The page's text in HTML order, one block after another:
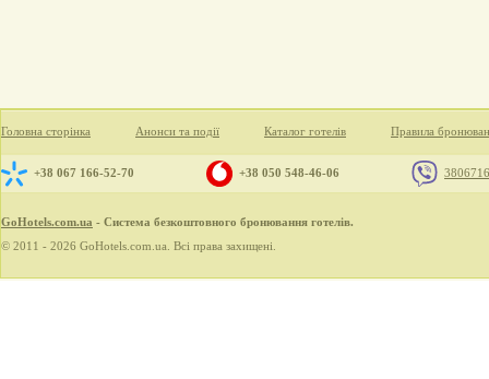
Головна сторінка Анонси та події Каталог готелів Правила
+38 067 166-52-70 +38 050 548-46-06
GoHotels.com.ua - Система безкоштовного бронювання готелів.
© 2011 - 2026 GoHotels.com.ua. Всі права захищені.